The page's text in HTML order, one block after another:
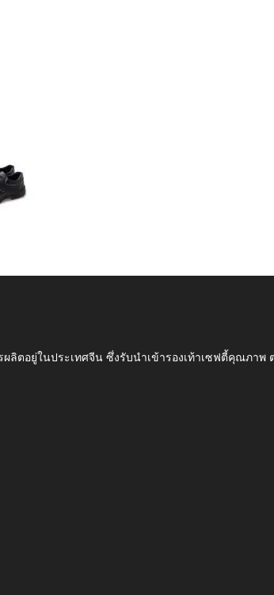
ผลิตอยู่ในประเทศจีน ซึ่งรับนำเข้ารองเท้าเซฟตี้คุณภา